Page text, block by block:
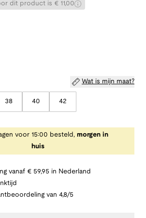
dit product is € 11,00
Wat is mijn maat?
38 40 42
voor 15:00 besteld, morgen in
huis
vanaf € 59,95 in Nederland
van 4,8/5